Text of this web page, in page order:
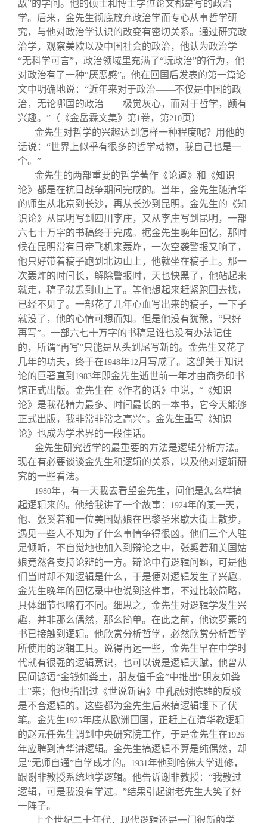
敌”的学问。他的硕士和博士学位论文都是写的政治
学。后来，金先生彻底放弃政治学而专心从事哲学研
究，与他对政治学认识的改变有密切关系。通过研究政
治学，观察美欧以及中国社会的政治，他认为政治学
“无科学可言”，政治领域里充满了“玩政治”的行为，他
对政治有了一种“厌恶感”。他在回国后发表的第一篇论
文中明确地说：“近年来对于政治——不仅是中国的政
治，无论哪国的政治——极觉灰心，而对于哲学，颇有
兴趣。”（《金岳霖文集》第1卷，第210页）
金先生对哲学的兴趣达到怎样一种程度呢？用他的
话说：“世界上似乎有很多的哲学动物，我自己也是一
个。”
金先生的两部重要的哲学著作《论道》和《知识
论》都是在抗日战争期间完成的。当年，金先生随清华
的师生从北京到长沙，再从长沙到昆明。金先生的《知
识论》从昆明写到四川李庄，又从李庄写到昆明，一部
六七十万字的书稿终于完成。据金先生晚年回忆，那时
候在昆明常有日帝飞机来轰炸，一次空袭警报又响了，
他只好带着稿子跑到北边山上，他就坐在稿子上。那一
次轰炸的时间长，解除警报时，天也快黑了，他站起来
就走，稿子就丢到山上了。等他想起来赶紧跑回去找，
已经不见了。一部花了几年心血写出来的稿子，一下子
就没了，他的心情可想而知。但是他没有犹豫，“只好
再写”。一部六七十万字的书稿是谁也没有办法记住
的，所谓“再写”只能是从头到尾写新的。金先生又花了
几年的功夫，终于在1948年12 月写成了。这部关于知识
论的巨著直到 1983年即金先生逝世前一年才由商务印书
馆正式出版。金先生在《作者的话》中说，“《知识
论》是我花精力最多、时间最长的一本书，它今天能够
正式出版，我非常非常之高兴”。金先生重写《知识
论》也成为学术界的一段佳话。
金先生研究哲学的最重要的方法是逻辑分析方法。
现在有必要谈谈金先生和逻辑的关系，以及他对逻辑研
究的一些看法。
1980年，有一天我去看望金先生，问他是怎么样搞
起逻辑来的。他给我讲了一个故事：
1924年的某一天，
他、张奚若和一位美国姑娘在巴黎圣米歇大街上散步，
遇见一些人不知为了什么事情争得很凶。他们三个人驻
足倾听，不自觉地也加入到辩论之中，张奚若和美国姑
娘竟然各支持论辩的一方。辩论中有逻辑问题，可是他
们当时却不知逻辑是什么，于是便对逻辑发生了兴趣。
金先生晚年的回忆录中也说到这件事，不过比较简略，
具体细节也略有不同。细思之，金先生对逻辑学发生兴
趣，并非那么偶然，那么简单。在此之前，他读罗素的
书已接触到逻辑。他欣赏分析哲学，必然欣赏分析哲学
所使用的逻辑工具。说得再远一些，金先生早在中学时
代就有很强的逻辑意识，也可以说是逻辑天赋，他曾从
民间谚语“金钱如粪土，朋友值千金”中推出“朋友如粪
土”来；他也指出过《世说新语》中孔融对陈韪的反驳
是不合逻辑的。这些都为金先生后来搞逻辑埋下了伏
笔。金先生1925年底从欧洲回国，正赶上在清华教逻辑
的赵元任先生调到中央研究院工作，于是金先生在1926
年应聘到清华讲逻辑。金先生搞逻辑不算是纯偶然，却
是“无师自通”自学成才的。
1931年他到哈佛大学进修，
跟谢非教授系统地学逻辑。他告诉谢非教授：“我教过
逻辑，可是我没有学过。”结果引起谢老先生大笑了好
一阵子。
上个世纪二十年代，现代逻辑还是一门很新的学